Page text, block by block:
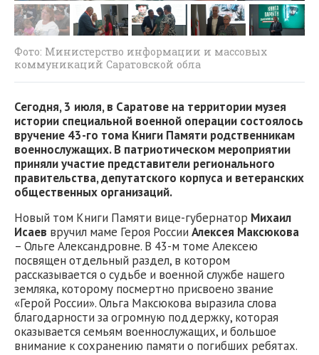
Фото: Министерство информации и массовых
коммуникаций Саратовской обла
Сегодня, 3 июля, в Саратове на территории музея
истории специальной военной операции состоялось
вручение 43-го тома Книги Памяти родственникам
военнослужащих. В патриотическом мероприятии
приняли участие представители регионального
правительства, депутатского корпуса и ветеранских
общественных организаций.
Новый том Книги Памяти вице-губернатор Михаил
Исаев вручил маме Героя России Алексея Максюкова
– Ольге Александровне. В 43-м томе Алексею
посвящен отдельный раздел, в котором
рассказывается о судьбе и военной службе нашего
земляка, которому посмертно присвоено звание
«Герой России». Ольга Максюкова выразила слова
благодарности за огромную поддержку, которая
оказывается семьям военнослужащих, и большое
внимание к сохранению памяти о погибших ребятах.